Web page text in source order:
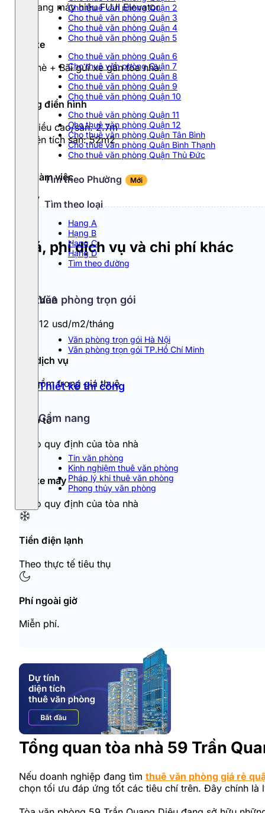
Cho thuê văn phòng Quận 2
Cho thuê văn phòng Quận 3
Cho thuê văn phòng Quận 4
Cho thuê văn phòng Quận 5
Cho thuê văn phòng Quận 6
Cho thuê văn phòng Quận 7
Cho thuê văn phòng Quận 8
Cho thuê văn phòng Quận 9
Cho thuê văn phòng Quận 10
Cho thuê văn phòng Quận 11
Cho thuê văn phòng Quận 12
Cho thuê văn phòng Quận Tân Bình
Cho thuê văn phòng Quận Bình Thạnh
Cho thuê văn phòng Quận Thủ Đức
Tìm theo Phường Mới
Tìm theo loại
Hang A
Hạng B
Hạng C
Hạng D
Tìm theo đường
Văn phòng trọn gói
Văn phòng trọn gói Hà Nội
Văn phòng trọn gói TP.Hồ Chí Minh
Thiết kế thi công
Cẩm nang
Tin văn phòng
Kinh nghiệm thuê văn phòng
Pháp lý khi thuê văn phòng
Phong thủy văn phòng
01thang máy hiệu FUJI Elevator
Đỗ xe
Vỉa hè + Bãi gửi xe gần tòa nhà.
Tầng điển hình
- Chiều cao/sàn: 2.7m
- Diện tích sàn: 52m2
Giờ làm việc
24/7
Giá, phí dịch vụ và chi phí khác
Giá thuê
10 - 12 usd/m2/tháng
Phí dịch vụ
Đã gồm trong giá thuê
Đỗ ô tô
Theo quy định của tòa nhà
Đỗ xe máy
Theo quy định của tòa nhà
Tiền điện lạnh
Theo thực tế tiêu thụ
Phí ngoài giờ
Miễn phí.
Tổng quan tòa nhà 59 Trần
Nếu doanh nghiệp đang tìm thuê văn phòng giá rẻ
chọn tối ưu đáp ứng tốt các tiêu chí trên. Đây chính